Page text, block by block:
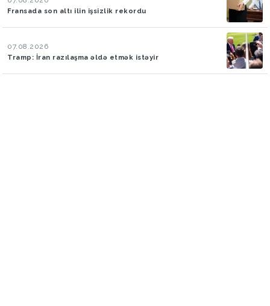
Fransada son altı ilin işsizlik rekordu
07.08.2026
Tramp: İran razılaşma əldə etmək istəyir